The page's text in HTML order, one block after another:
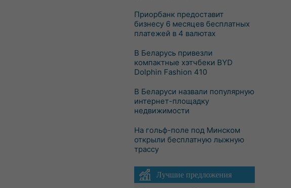
Приорбанк предоставит
бизнесу 6 месяцев бесплатных
платежей в 4 валютах
В Беларусь привезли
компактные хэтчбеки BYD
Dolphin Fashion 410
В Беларуси назвали популярную
интернет-площадку
недвижимости
На гольф-поле под Минском
открыли бесплатную лыжную
трассу
Лучшие предложения